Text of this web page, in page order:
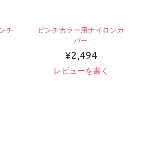
チ
ピンチカラー用ナイロンカ
バー
¥2,494
レビューを書く